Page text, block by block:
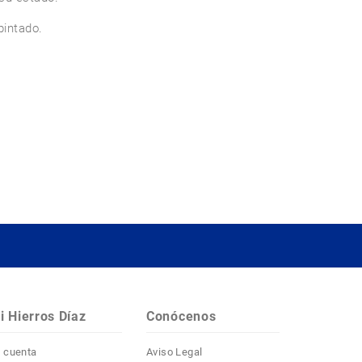
Hierros Díaz
cuenta
Conócenos
Aviso Legal